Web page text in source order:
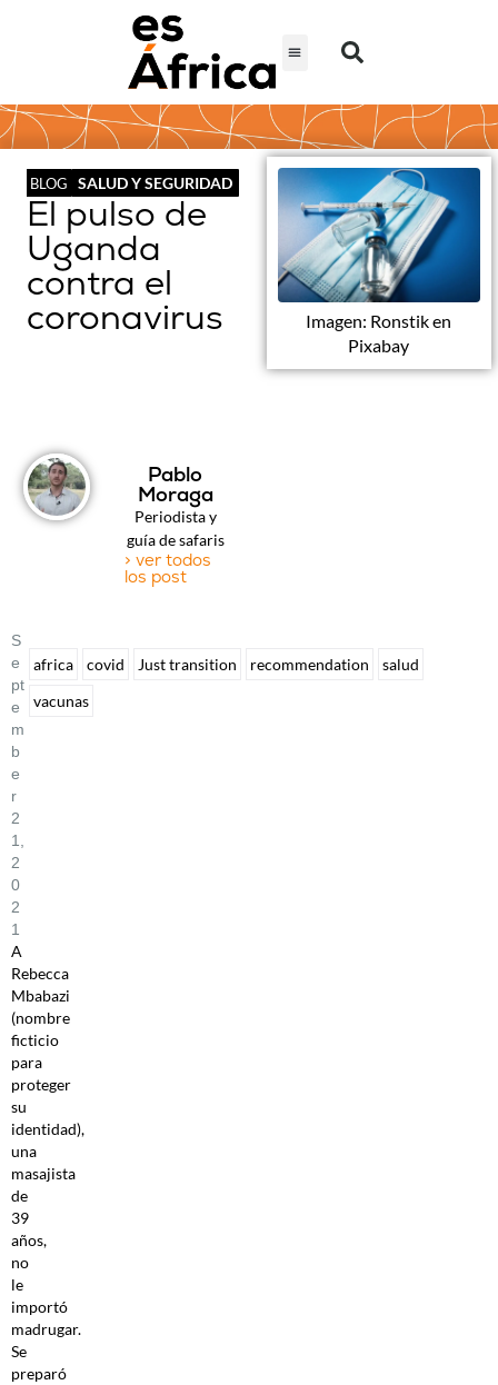
BLOG SALUD Y SEGURIDAD
El pulso de
Uganda
contra el
coronavirus
Imagen: Ronstik en
Pixabay
Pablo
Moraga
Periodista y
guía de safaris
> ver todos
los post
S
E
Pt
E
M
B
E
R
2
1,
2
0
2
1
A
Rebecca
Mbabazi
(nombre
ficticio
para
proteger
su
identidad),
una
masajista
de
39
años,
no
le
importó
madrugar.
Se
preparó
africa covid Just transition recommendation
salud
vacunas